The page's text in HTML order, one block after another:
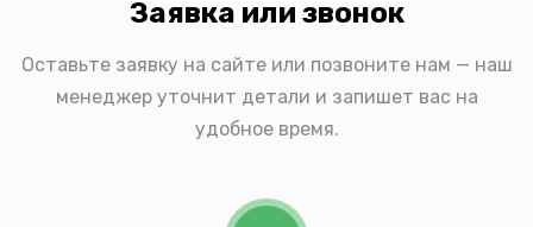
Заявка или звонок
Оставьте заявку на сайте или позвоните нам — наш
менеджер уточнит детали и запишет вас на
удобное время.